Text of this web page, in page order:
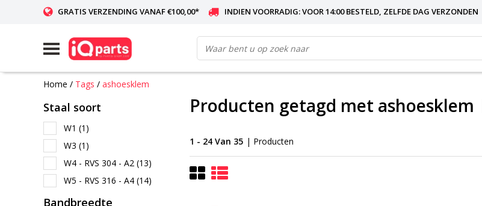
GRATIS VERZENDING VANAF €100,00* INDIEN VOORRADIG: VOOR 14:00 BESTELD, ZELFDE DAG VERZONDEN
Home / Tags / ashoesklem
Staal soort
W1 (1)
W3 (1)
W4 - RVS 304 - A2 (13)
W5 - RVS 316 - A4 (14)
Bandbreedte
Producten getagd met ashoesklem
1 - 24 Van 35 | Producten